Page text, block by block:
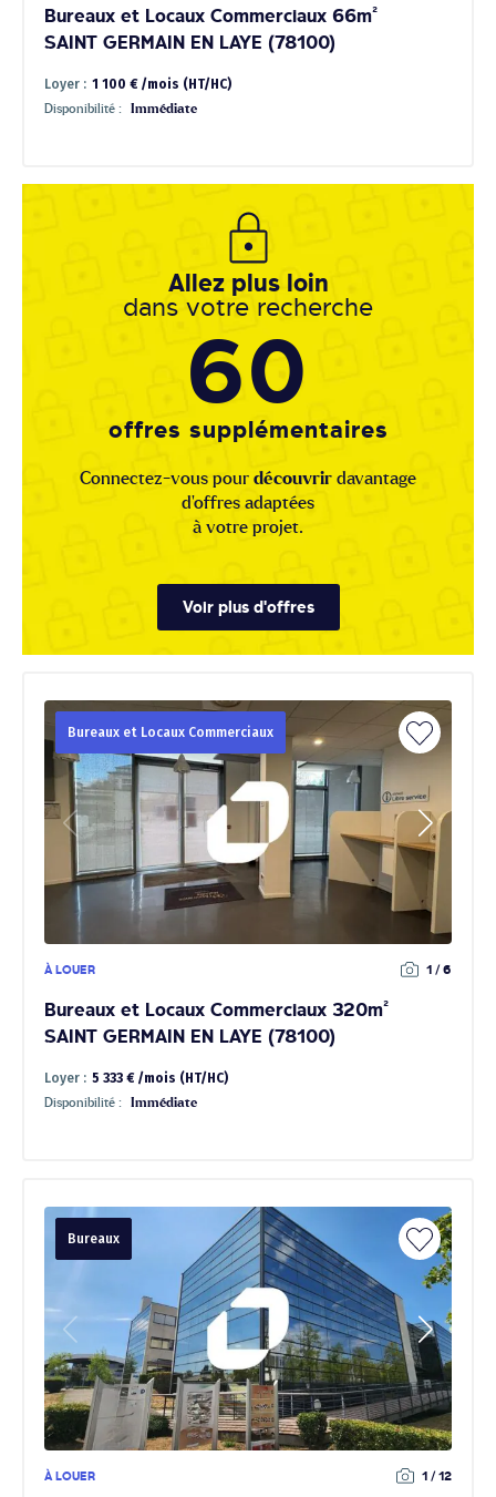
Bureaux et Locaux Commerciaux 66m²
SAINT GERMAIN EN LAYE (78100)
Loyer : 1 100 € /mois (HT/HC)
Disponibilité : Immédiate
Allez plus loin
dans votre recherche
60
offres supplémentaires
Connectez-vous pour découvrir davantage
d'offres adaptées
à votre projet.
Voir plus d'offres
Bureaux et Locaux Commerciaux
À LOUER 1 / 6
Bureaux et Locaux Commerciaux 320m²
SAINT GERMAIN EN LAYE (78100)
Loyer : 5 333 € /mois (HT/HC)
Disponibilité : Immédiate
Bureaux
À LOUER 1 / 12